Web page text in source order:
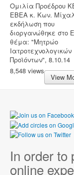
Ομιλία Προέδρου
ΕΒΕΑ κ. Κων.
εκδήλωση που
διοργανώθηκε στο
θέμα: "Μητρώο
Ιατροτεχνολογικών
Προϊόντων", 8.10.14
8,548 views
View
In order to
online